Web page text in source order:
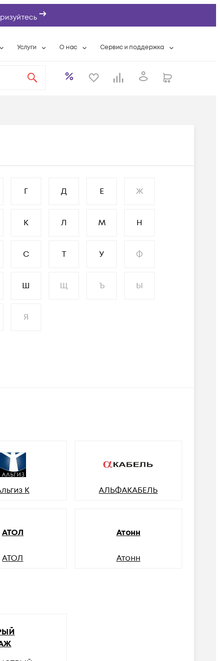
Услуги
Системная интеграция
О нас
Контактная информация
Сервис и поддержка
Контакты сервисных центров
Г Д Е Ж
К Л М Н
С Т У Ф
Ш Щ Ъ Ы
Я
К АЛЬФАКАБЕЛЬ
АТОЛ
АТОЛ
Атонн
Атонн